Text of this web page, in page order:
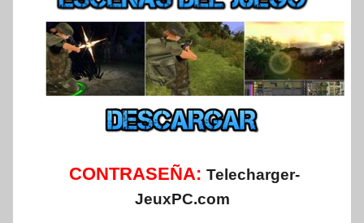
CONTRASEÑA: Telecharger-
JeuxPC.com